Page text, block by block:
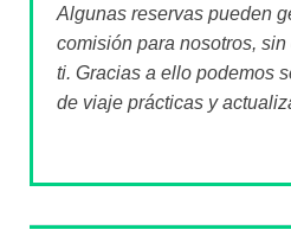
Algunas reservas pueden
comisión para nosotros,
ti. Gracias a ello podemos
de viaje prácticas y